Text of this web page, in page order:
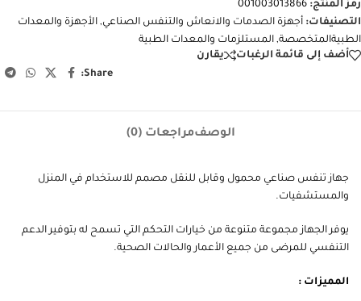
رمز المنتج:001003013866
التصنيفات: أجهزة الصدمات والانعاش والتنفس الصناعي
الطبيةالمتخصصة, المستلزمات والمعدات الطبية
جهاز تنفس صناعي محمول وقابل للنقل مصمم للاستخدام في المنزل
يوفر الجهاز مجموعة متنوعة من خيارات التحكم التي تسمح له بتوفير الدعم